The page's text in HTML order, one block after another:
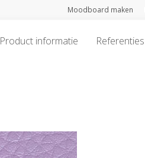
Moodboard maken
Product informatie Referenties